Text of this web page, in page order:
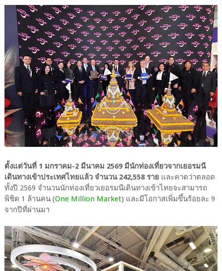
ตั้งแต่วันที่ 1 มกราคม-2 มีนาคม 2569 มีนักท่องเที่ยวจากเยอรมนี
เดินทางเข้าประเทศไทยแล้ว จำนวน 242,558 ราย และคาดว่าตลอด
ทั้งปี 2569 จำนวนนักท่องเที่ยวเยอรมนีเดินทางเข้าไทยจะสามารถ
พิชิต 1 ล้านคน (One Million Market) และมีโอกาสเพิ่มขึ้นร้อยละ 9
จากปีที่ผ่านมา